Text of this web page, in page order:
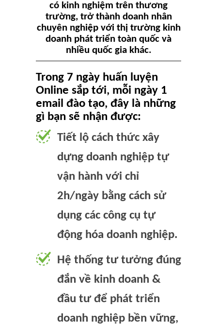
có kinh nghiệm trên thương
trường, trở thành doanh nhân
chuyên nghiệp với thị trường kinh
doanh phát triển toàn quốc và
nhiều quốc gia khác.
Trong 7 ngày huấn luyện
Online sắp tới, mỗi ngày 1
email đào tạo, đây là những
gì bạn sẽ nhận được:
Tiết lộ cách thức xây
dựng doanh nghiệp tự
vận hành với chỉ
2h/ngày bằng cách sử
dụng các công cụ tự
động hóa doanh nghiệp.
Hệ thống tư tưởng đúng
đắn về kinh doanh &
đầu tư để phát triển
doanh nghiệp bền vững,